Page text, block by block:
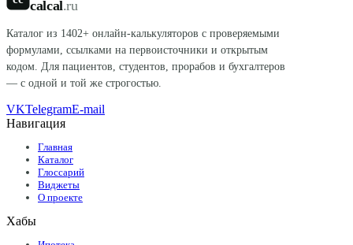
calcal.ru
Каталог из 1402+ онлайн-калькуляторов с проверяемыми
формулами, ссылками на первоисточники и открытым
кодом. Для пациентов, студентов, прорабов и бухгалтеров
— с одной и той же строгостью.
VKTelegramE-mail
Навигация
Главная
Каталог
Глоссарий
Виджеты
О проекте
Хабы